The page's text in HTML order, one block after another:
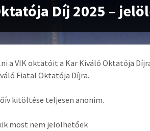
Díj 2025 –
a VIK oktatóit a Kar Kiváló Oktatója
Fiatal Oktatója Díjra.
kitöltése teljesen anonim.
most nem jelölhetőek